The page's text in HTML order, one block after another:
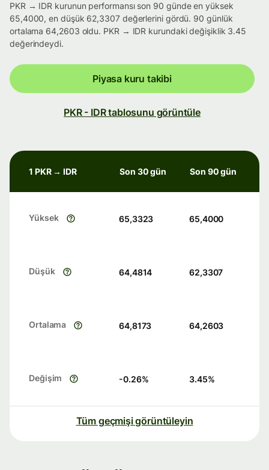
PKR → IDR kurunun performansı son 90 günde en yüksek
65,4000, en düşük 62,3307 değerlerini gördü. 90 günlük
ortalama 64,2603 oldu. PKR → IDR kurundaki değişiklik 3.45
değerindeydi.
Piyasa kuru takibi
PKR - IDR tablosunu görüntüle
1 PKR → IDR Son 30 gün Son 90 gün
Yüksek 65,3323 65,4000
Düşük 64,4814 62,3307
Ortalama 64,8173 64,2603
Değişim -0.26% 3.45%
Tüm geçmişi görüntüleyin